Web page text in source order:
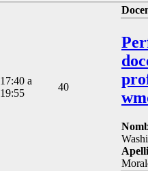
17:40 a
19:55
40